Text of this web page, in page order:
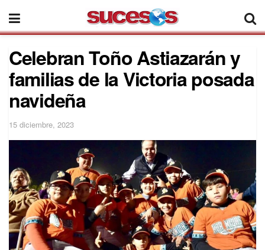
Celebran Toño Astiazarán y
familias de la Victoria posada
navideña
15 diciembre, 2023